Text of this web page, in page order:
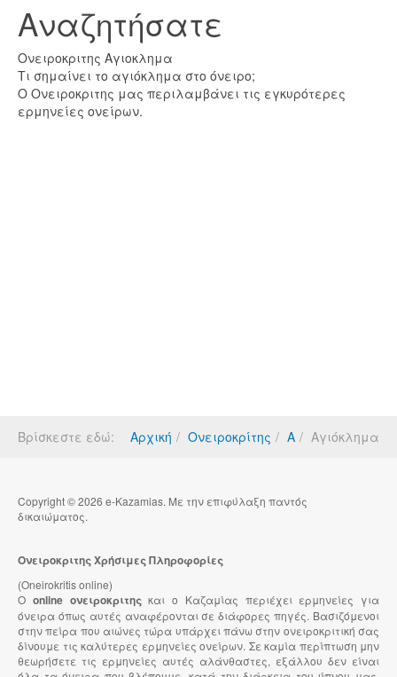
Αναζητήσατε
Ονειροκριτης Αγιοκλημα
Τι σημαίνει το αγιόκλημα στο όνειρο;
Ο Ονειροκριτης μας περιλαμβάνει τις εγκυρότερες
ερμηνείες ονείρων.
Βρίσκεστε εδώ: Αρχική Ονειροκρίτης Α Αγιόκλημα
Copyright © 2026 e-Kazamias. Με την επιφύλαξη παντός
δικαιώματος.
Ονειροκριτης Χρήσιμες Πληροφορίες
(Oneirokritis online)
Ο online ονειροκριτηςκαι ο Καζαμίας περιέχει ερμηνείες για
όνειρα όπως αυτές αναφέρονται σε διάφορες πηγές. Βασιζόμενοι
στην πείρα που αιώνες τώρα υπάρχει πάνω στην ονειροκριτική σας
δίνουμε τις καλύτερες ερμηνείες ονείρων. Σε καμία περίπτωση μην
θεωρήσετε τις ερμηνείες αυτές αλάνθαστες, εξάλλου δεν είναι